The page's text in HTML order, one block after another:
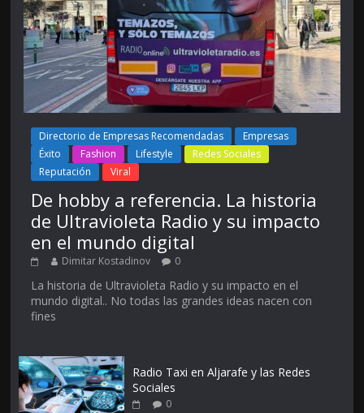
Directorio de Empresas Recomendadas
Empresas
Éxito
Fashion Lifestyle
Redes Sociales
Reputación
Viral
De hobby a referencia. La historia
de Ultravioleta Radio y su impacto
en el mundo digital
Dimitar Kostadinov 0
La historia de Ultravioleta Radio y su impacto en el
mundo digital.. No todas las grandes ideas nacen con
fines
Radio Taxi en Aljarafe y las Redes
Sociales
0